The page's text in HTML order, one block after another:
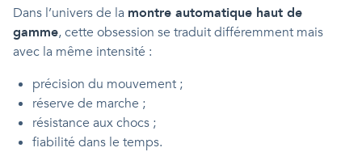
Dans l’univers de la montre automatique haut de
gamme, cette obsession se traduit différemment mais
avec la même intensité :
précision du mouvement ;
réserve de marche ;
résistance aux chocs ;
fiabilité dans le temps.